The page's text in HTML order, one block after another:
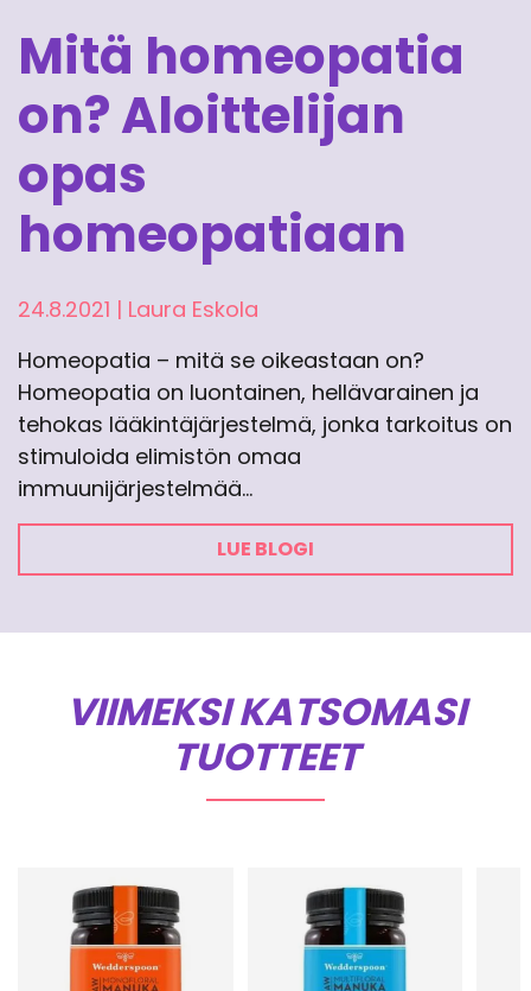
Mitä homeopatia
on? Aloittelijan
opas
homeopatiaan
24.8.2021 | Laura Eskola
Homeopatia – mitä se oikeastaan on?
Homeopatia on luontainen, hellävarainen ja
tehokas lääkintäjärjestelmä, jonka tarkoitus on
stimuloida elimistön omaa
immuunijärjestelmää…
LUE BLOGI
VIIMEKSI KATSOMASI
TUOTTEET